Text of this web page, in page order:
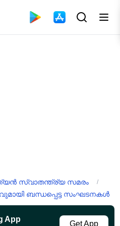
സ്വാതന്ത്ര്യ സമരം /
ബന്ധപ്പെട്ട സംഘടനകൾ
App
Get App